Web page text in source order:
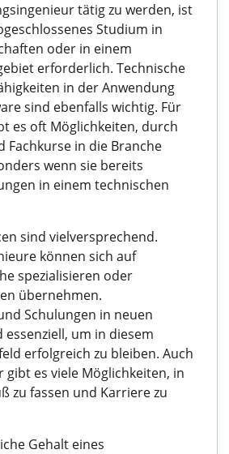
tätig zu werden, ist
Studium in
oder in einem
erforderlich. Technische
in der Anwendung
sind ebenfalls wichtig. Für
es oft Möglichkeiten, durch
Fachkurse in die Branche
wenn sie bereits
in einem technischen
sind vielversprechend.
können sich auf
spezialisieren oder
übernehmen.
Schulungen in neuen
um in diesem
erfolgreich zu bleiben. Auch
es viele Möglichkeiten, in
zu fassen und Karriere zu
Gehalt eines